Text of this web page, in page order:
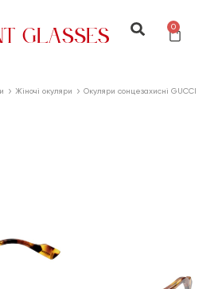
0
Жіночі окуляри Окуляри сонцезахисні GUCCI